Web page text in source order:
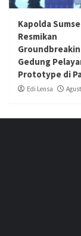
Kapolda
Resmikan
Gedung
Prototype di
Edi Lensa